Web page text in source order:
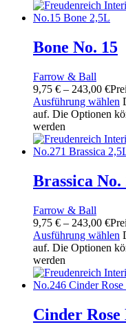
Bone No. 15
Farrow & Ball
9,75 € – 243,00 €
Ausführung wählen
auf. Die Optionen
werden
Brassica No.
Farrow & Ball
9,75 € – 243,00 €
Ausführung wählen
auf. Die Optionen
werden
Cinder Rose